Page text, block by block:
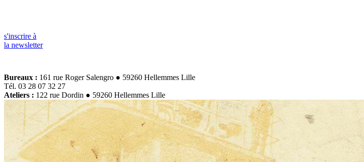
s'inscrire à
la newsletter
Bureaux : 161 rue Roger Salengro ● 59260 Hellemmes Lille
Tél. 03 28 07 32 27
Ateliers : 122 rue Dordin ● 59260 Hellemmes Lille